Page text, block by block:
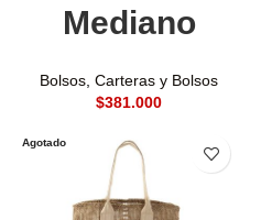
Mediano
Bolsos, Carteras y Bolsos
$
Agotado